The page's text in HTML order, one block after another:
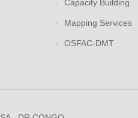
Capacity Building
Mapping Services
OSFAC-DMT